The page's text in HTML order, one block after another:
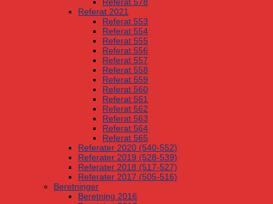
Referat 2021
Referat 553
Referat 554
Referat 555
Referat 556
Referat 557
Referat 558
Referat 559
Referat 560
Referat 561
Referat 562
Referat 563
Referat 564
Referat 565
Referater 2020 (540-552)
Referater 2019 (528-539)
Referater 2018 (517-527)
Referater 2017 (505-516)
Beretninger
Beretning 2016